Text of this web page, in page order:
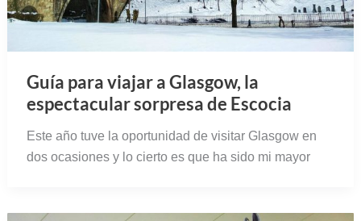
Guía para viajar a Glasgow, la
espectacular sorpresa de Escocia
Este año tuve la oportunidad de visitar Glasgow en
dos ocasiones y lo cierto es que ha sido mi mayor